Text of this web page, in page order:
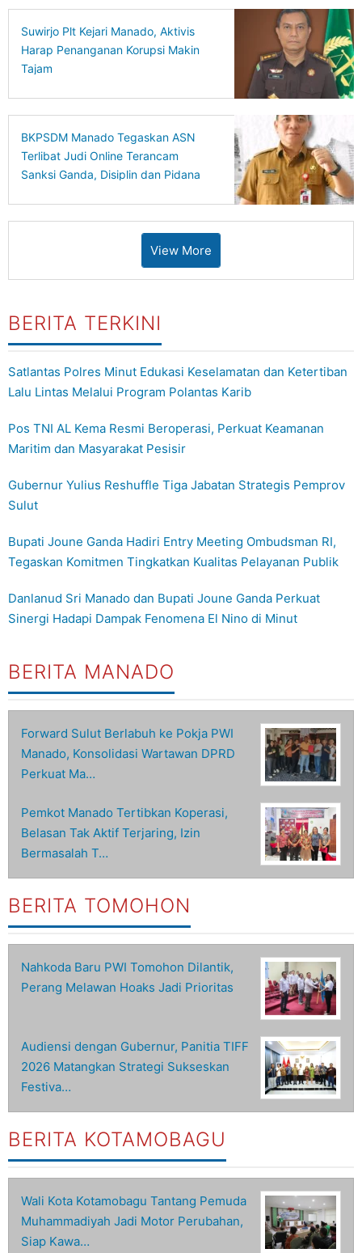
Suwirjo Plt Kejari Manado, Aktivis
Harap Penanganan Korupsi Makin
Tajam
BKPSDM Manado Tegaskan ASN
Terlibat Judi Online Terancam
Sanksi Ganda, Disiplin dan Pidana
View More
BERITA TERKINI
Satlantas Polres Minut Edukasi Keselamatan dan Ketertiban
Lalu Lintas Melalui Program Polantas Karib
Pos TNI AL Kema Resmi Beroperasi, Perkuat Keamanan
Maritim dan Masyarakat Pesisir
Gubernur Yulius Reshuffle Tiga Jabatan Strategis Pemprov
Sulut
Bupati Joune Ganda Hadiri Entry Meeting Ombudsman RI,
Tegaskan Komitmen Tingkatkan Kualitas Pelayanan Publik
Danlanud Sri Manado dan Bupati Joune Ganda Perkuat
Sinergi Hadapi Dampak Fenomena El Nino di Minut
BERITA MANADO
Forward Sulut Berlabuh ke Pokja PWI
Manado, Konsolidasi Wartawan DPRD
Perkuat Ma…
Pemkot Manado Tertibkan Koperasi,
Belasan Tak Aktif Terjaring, Izin
Bermasalah T…
BERITA TOMOHON
Nahkoda Baru PWI Tomohon Dilantik,
Perang Melawan Hoaks Jadi Prioritas
Audiensi dengan Gubernur, Panitia TIFF
2026 Matangkan Strategi Sukseskan
Festiva…
BERITA KOTAMOBAGU
Wali Kota Kotamobagu Tantang Pemuda
Muhammadiyah Jadi Motor Perubahan,
Siap Kawa…